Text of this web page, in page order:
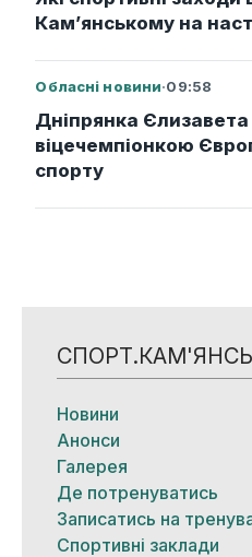
Кам’янському на
Обласні новини·09:58
Дніпрянка
віцечемпіонкою
спорту
Новини
Анонси
Галерея
Де потренуватись
Записатись на
Спортивні заклади